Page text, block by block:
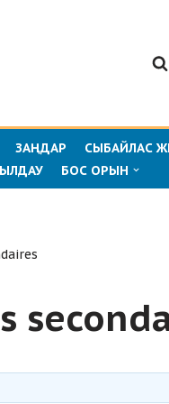
ЗАҢДАР
СЫБАЙЛАС
БОС ОРЫН